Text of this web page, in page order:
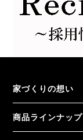
家づくりの想い
商品ラインナップ